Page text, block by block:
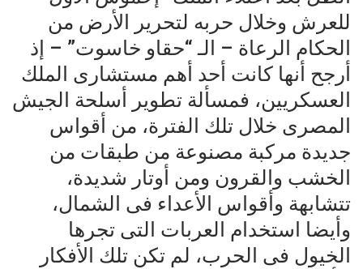
للعرش وخلال حربه لتحرير الأرض من
الحكام الرعاة – الـ “حقاو خاسوت” – إذ
أرجح أنها كانت أحد أهم مستشارى الملك
العسكريين، فمسألة تطوير أسلحة الجيش
المصرى خلال تلك الفترة، من أقواس
جديدة مركبة مصنوعة من طبقات من
الخشب والقرون ومن أوتار شديدة،
تتشابهة وأقواس الأعداء فى الشمال،
وأيضا استخدام العربات التى تجرها
الخيول فى الحرب، لم تكن تلك الأفكار